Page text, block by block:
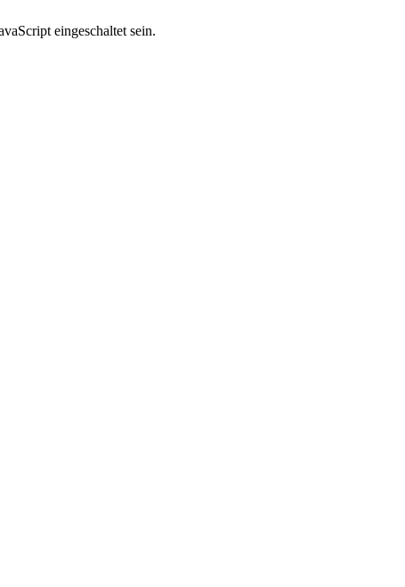
eingeschaltet sein.